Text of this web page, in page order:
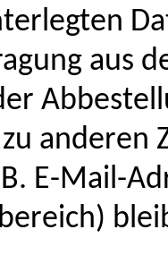
aus
anderen
E-Mail-